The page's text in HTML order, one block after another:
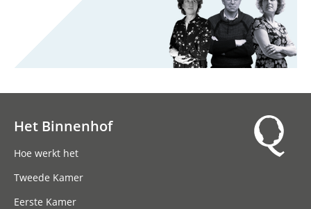
Het Binnenhof
Hoe werkt het
Tweede Kamer
Eerste Kamer